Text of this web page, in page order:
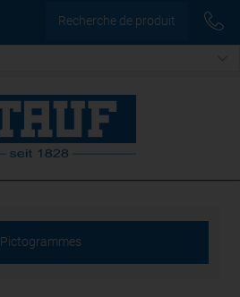
Recherche de produit
Pictogrammes